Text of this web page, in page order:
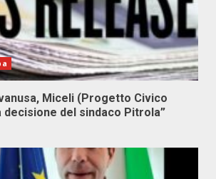
Miceli (Progetto Civico
decisione del sindaco Pitrola”